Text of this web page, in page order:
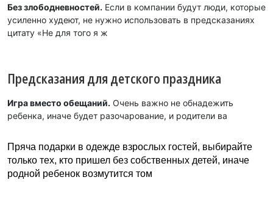
Без злободневностей. Если в компании будут люди, которые
усиленно худеют, не нужно использовать в предсказаниях
цитату «Не для того я ж
Предсказания для детского праздника
Игра вместо обещаний. Очень важно не обнадежить
ребенка, иначе будет разочарование, и родители ва
Пряча подарки в одежде взрослых гостей, выбирайте
только тех, кто пришел без собственных детей, иначе
родной ребенок возмутится том